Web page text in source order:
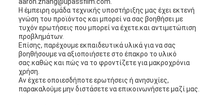
aaron.zhang@upassfilm.com.
Η έμπειρη ομάδα τεχνικής υποστήριξης μας έχει εκτενή
γνώση του προϊόντος και μπορεί να σας βοηθήσει με
τυχόν ερωτήσεις που μπορεί να έχετε.και αντιμετώπιση
προβλημάτων.
Επίσης, παρέχουμε εκπαιδευτικά υλικά για να σας
βοηθήσουμε να αξιοποιήσετε στο έπακρο το υλικό
σας.καθώς και πώς να το φροντίζετε για μακροχρόνια
χρήση.
Αν έχετε οποιεσδήποτε ερωτήσεις ή ανησυχίες,
παρακαλούμε μην διστάσετε να επικοινωνήσετε μαζί μας.